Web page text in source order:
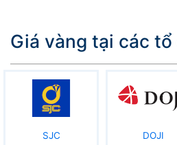
Giá vàng tại các
SJC DOJI